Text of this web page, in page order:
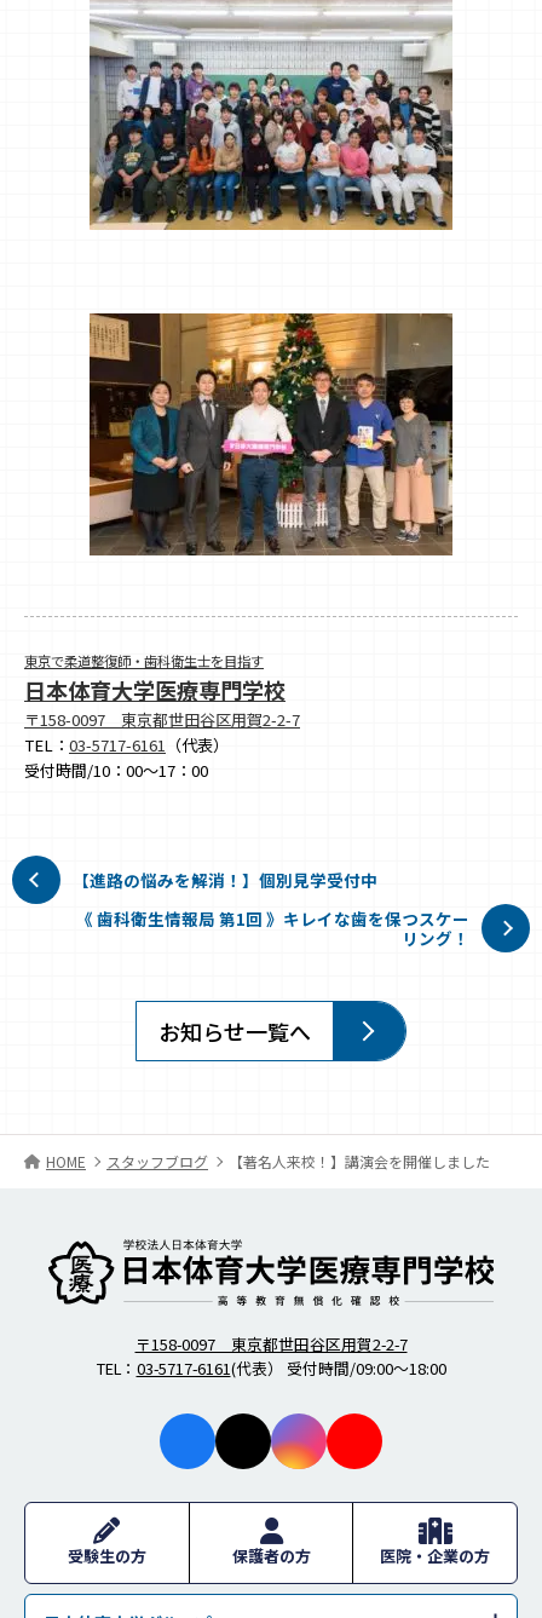
東京で柔道整復師・歯科衛生士を目指す
日本体育大学医療専門学校
〒158-0097 東京都世田谷区用賀2-2-7
TEL： 03-5717-6161 （代表）
受付時間/10：00～17：00
【進路の悩みを解消！】個別見学受付中
《 歯科衛生情報局 第1回 》キレイな歯を保つスケー
リング！
お知らせ一覧へ
HOME スタッフブログ 【著名人来校！】講演会を開催しました
ok
am
e
〒158-0097 東京都世田谷区用賀2-2-7
TEL： 03-5717-6161(代表） 受付時間/09:00～18:00
受験生の方 保護者の方 医院・企業の方